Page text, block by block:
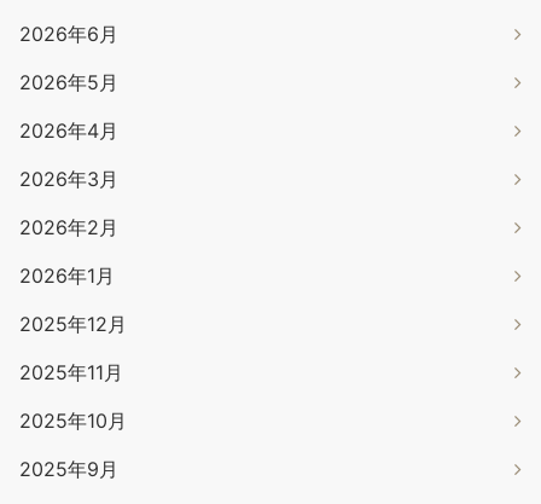
2026年6月
2026年5月
2026年4月
2026年3月
2026年2月
2026年1月
2025年12月
2025年11月
2025年10月
2025年9月